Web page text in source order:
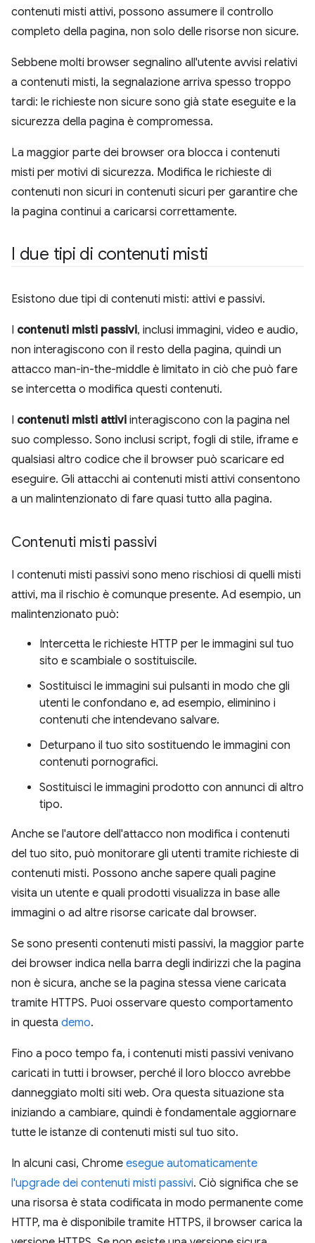
contenuti misti attivi, possono assumere il controllo
completo della pagina, non solo delle risorse non sicure.
Sebbene molti browser segnalino all'utente avvisi relativi
a contenuti misti, la segnalazione arriva spesso troppo
tardi: le richieste non sicure sono già state eseguite e la
sicurezza della pagina è compromessa.
La maggior parte dei browser ora blocca i contenuti
misti per motivi di sicurezza. Modifica le richieste di
contenuti non sicuri in contenuti sicuri per garantire che
la pagina continui a caricarsi correttamente.
I due tipi di contenuti misti
Esistono due tipi di contenuti misti: attivi e passivi.
I contenuti misti passivi, inclusi immagini, video e audio,
non interagiscono con il resto della pagina, quindi un
attacco man-in-the-middle è limitato in ciò che può fare
se intercetta o modifica questi contenuti.
I contenuti misti attivi interagiscono con la pagina nel
suo complesso. Sono inclusi script, fogli di stile, iframe e
qualsiasi altro codice che il browser può scaricare ed
eseguire. Gli attacchi ai contenuti misti attivi consentono
a un malintenzionato di fare quasi tutto alla pagina.
Contenuti misti passivi
I contenuti misti passivi sono meno rischiosi di quelli misti
attivi, ma il rischio è comunque presente. Ad esempio, un
malintenzionato può:
Intercetta le richieste HTTP per le immagini sul tuo
sito e scambiale o sostituiscile.
Sostituisci le immagini sui pulsanti in modo che gli
utenti le confondano e, ad esempio, eliminino i
contenuti che intendevano salvare.
Deturpano il tuo sito sostituendo le immagini con
contenuti pornografici.
Sostituisci le immagini prodotto con annunci di altro
tipo.
Anche se l'autore dell'attacco non modifica i contenuti
del tuo sito, può monitorare gli utenti tramite richieste di
contenuti misti. Possono anche sapere quali pagine
visita un utente e quali prodotti visualizza in base alle
immagini o ad altre risorse caricate dal browser.
Se sono presenti contenuti misti passivi, la maggior parte
dei browser indica nella barra degli indirizzi che la pagina
non è sicura, anche se la pagina stessa viene caricata
tramite HTTPS. Puoi osservare questo comportamento
in questa demo.
Fino a poco tempo fa, i contenuti misti passivi venivano
caricati in tutti i browser, perché il loro blocco avrebbe
danneggiato molti siti web. Ora questa situazione sta
iniziando a cambiare, quindi è fondamentale aggiornare
tutte le istanze di contenuti misti sul tuo sito.
In alcuni casi, Chrome esegue automaticamente
l'upgrade dei contenuti misti passivi. Ciò significa che se
una risorsa è stata codificata in modo permanente come
HTTP, ma è disponibile tramite HTTPS, il browser carica la